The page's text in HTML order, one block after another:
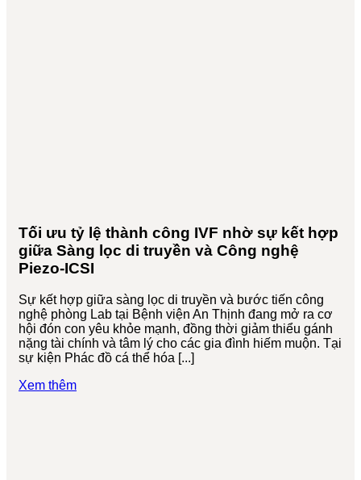
Tối ưu tỷ lệ thành công IVF nhờ sự kết hợp
giữa Sàng lọc di truyền và Công nghệ
Piezo-ICSI
Sự kết hợp giữa sàng lọc di truyền và bước tiến công
nghệ phòng Lab tại Bệnh viện An Thịnh đang mở ra cơ
hội đón con yêu khỏe mạnh, đồng thời giảm thiểu gánh
nặng tài chính và tâm lý cho các gia đình hiếm muộn. Tại
sự kiện Phác đồ cá thể hóa [...]
Xem thêm